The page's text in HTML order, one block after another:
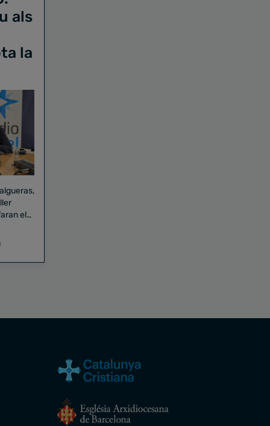
als
la
el